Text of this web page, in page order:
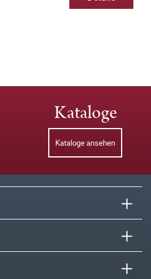
Kataloge
Kataloge ansehen